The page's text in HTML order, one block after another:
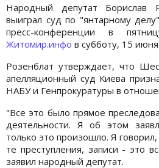
Народный депутат Борислав
выиграл суд по "янтарному
пресс-конференции в
Житомир.инфо в субботу, 15 июня.
Розенблат утверждает, что
апелляционный суд Киева
НАБУ и Генпрокуратуры в
"Все это было прямое
деятельности. Я об этом
только это произошло. Я
те преступления, записи - это
заявил народный депутат.